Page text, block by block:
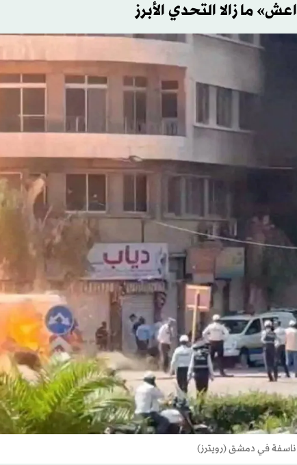
ما زالا التحدي الأبرز
ناسفة في دمشق (رويترز)